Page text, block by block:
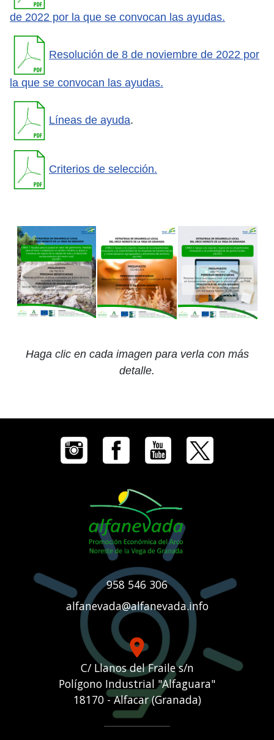
de 2022 por la que se convocan las ayudas.
Resolución de 8 de noviembre de 2022 por
la que se convocan las ayudas.
Líneas de ayuda.
Criterios de selección.
Haga clic en cada imagen para verla con más
detalle.
958 546 306
alfanevada@alfanevada.info
place
C/ Llanos del Fraile s/n
Polígono Industrial "Alfaguara"
18170 - Alfacar (Granada)